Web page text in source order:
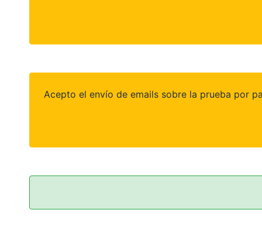
Acepto el envío de emails sobre la prueba por